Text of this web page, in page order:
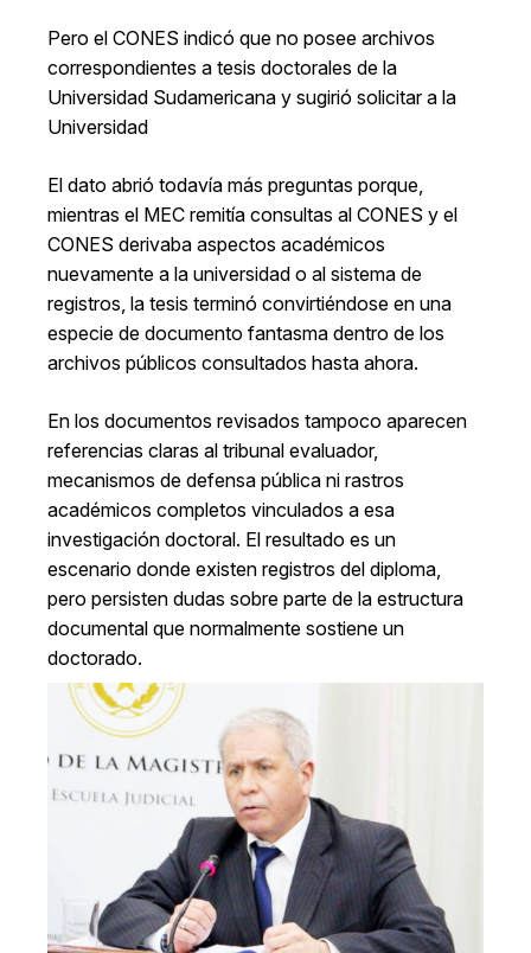
Pero el CONES indicó que no posee archivos
correspondientes a tesis doctorales de la
Universidad Sudamericana y sugirió solicitar a la
Universidad
El dato abrió todavía más preguntas porque,
mientras el MEC remitía consultas al CONES y el
CONES derivaba aspectos académicos
nuevamente a la universidad o al sistema de
registros, la tesis terminó convirtiéndose en una
especie de documento fantasma dentro de los
archivos públicos consultados hasta ahora.
En los documentos revisados tampoco aparecen
referencias claras al tribunal evaluador,
mecanismos de defensa pública ni rastros
académicos completos vinculados a esa
investigación doctoral. El resultado es un
escenario donde existen registros del diploma,
pero persisten dudas sobre parte de la estructura
documental que normalmente sostiene un
doctorado.